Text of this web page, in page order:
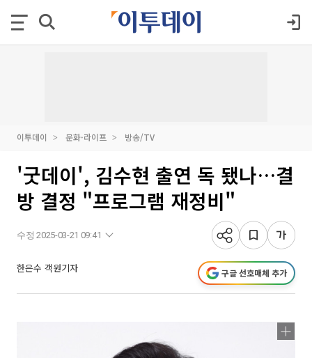
이투데이 문화·라이프 방송/TV
'굿데이', 김수현 출연 독 됐나…결
방 결정 "프로그램 재정비"
수정 2025-03-21 09:41
한은수 객원기자 구글 선호매체 추가